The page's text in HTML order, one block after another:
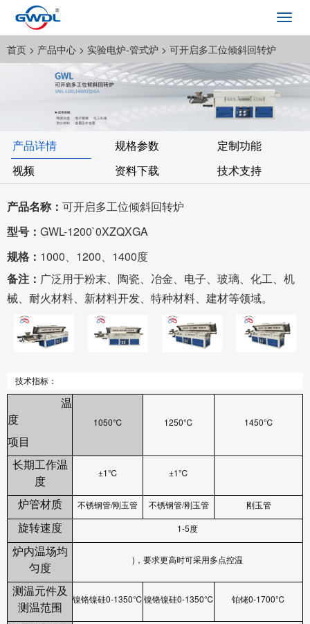
首页 > 产品中心 > 实验电炉-管式炉 > 可开启多工位倾斜回转炉
产品详情 规格参数
定制功能
视频
资料下载 技术支持
产品名称： 可开启多工位倾斜回转炉
型号： GWL-1200`0XZQXGA
规格： 1000、1200、1400度
备注： 广泛用于粉末、陶瓷、冶金、电子、玻璃、化工、机
械、耐火材料、新材料开发、特种材料、建材等领域。
技术指标：
温
度
项目
1050℃ 1250℃ 1450℃
长期工作温
度
±1℃ ±1℃
炉管材质 不锈钢管/刚玉管 不锈钢管/刚玉管 刚玉管
旋转速度 1-5度
炉内温场均
匀度
) ，要求更高时可采用多点控温
测温元件及
测温范围
镍铬镍硅0-1350℃镍铬镍硅0-1350℃ 铂铑0-1700℃